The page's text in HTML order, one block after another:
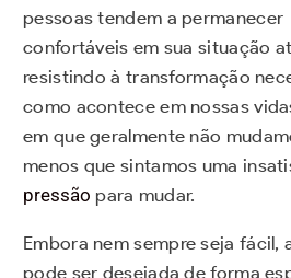
pessoas tendem a permanecer
confortáveis em sua situação
resistindo à transformação
como acontece em nossas
em que geralmente não
menos que sintamos uma
pressão para mudar.
Embora nem sempre seja fácil,
pode ser desejada de forma